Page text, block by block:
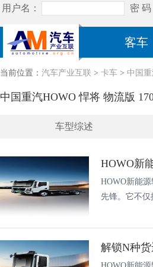
客车
当前位置： 汽车产业互联 > 卡车 > 中国
中国重汽HOWO 悍将 物流版
车型综述
HOWO新
HOWO新能
先锋。它不